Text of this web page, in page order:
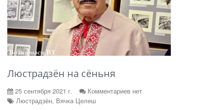
Люстрадзён на сёньня
25 сентября 2021 г.
Комментариев нет
Люстрадзён, Вячка Целеш